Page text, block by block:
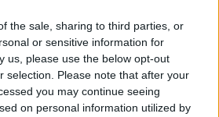
the sale, sharing to third parties, or
or sensitive information for
us, please use the below opt-out
selection. Please note that after your
you may continue seeing
on personal information utilized by
ellenére volt még emlékezetes
a Csengetett, Mylord?-ban,
karakterét szólaltatta meg.